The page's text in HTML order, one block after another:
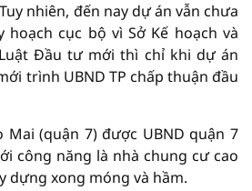
nhiên, đến nay dự án vẫn chưa
cục bộ vì Sở Kế hoạch và
Đầu tư mới thì chỉ khi dự án
trình UBND TP chấp thuận đầu
Mai (quận 7) được UBND quận 7
công năng là nhà chung cư cao
dựng xong móng và hầm.